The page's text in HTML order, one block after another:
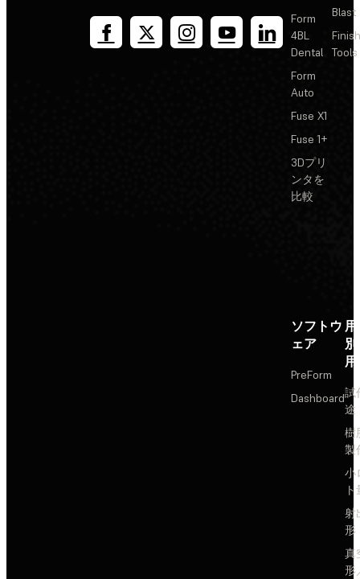
Form
4BL
Dental
Form
Auto
Fuse X1
Fuse 1+
3Dプリ
ンタを
比較
Blast
Tools
ソフトウ
ェア
PreForm
Dashboard試
途
樹
製
小
射
形
真
形